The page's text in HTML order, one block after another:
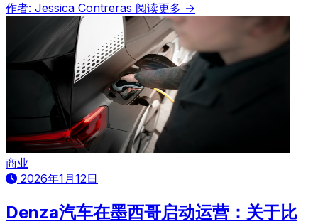
略。
作者: Jessica Contreras 阅读更多 →
商业
2026年1月12日
Denza汽车在墨西哥启动运营：关于比